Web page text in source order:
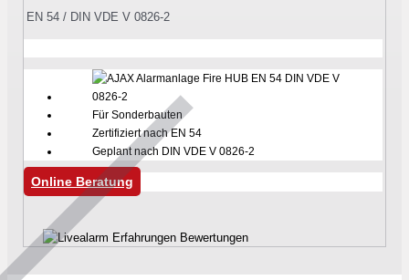
EN 54 / DIN VDE V 0826-2
Für Sonderbauten
Zertifiziert nach EN 54
Geplant nach DIN VDE V 0826-2
Online Beratung